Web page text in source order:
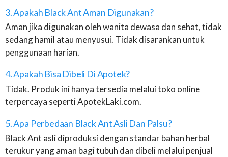
3. Apakah Black Ant Aman Digunakan?
Aman jika digunakan oleh wanita dewasa dan sehat, tidak
sedang hamil atau menyusui. Tidak disarankan untuk
penggunaan harian.
4. Apakah Bisa Dibeli Di Apotek?
Tidak. Produk ini hanya tersedia melalui toko online
terpercaya seperti ApotekLaki.com.
5. Apa Perbedaan Black Ant Asli Dan Palsu?
Black Ant asli diproduksi dengan standar bahan herbal
terukur yang aman bagi tubuh dan dibeli melalui penjual